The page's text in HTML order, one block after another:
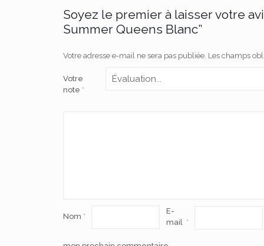
Soyez le premier à laisser votre
Summer Queens Blanc”
Votre adresse e-mail ne sera pas publiée. Les champs
Votre
note *
Nom *
E-
mail *